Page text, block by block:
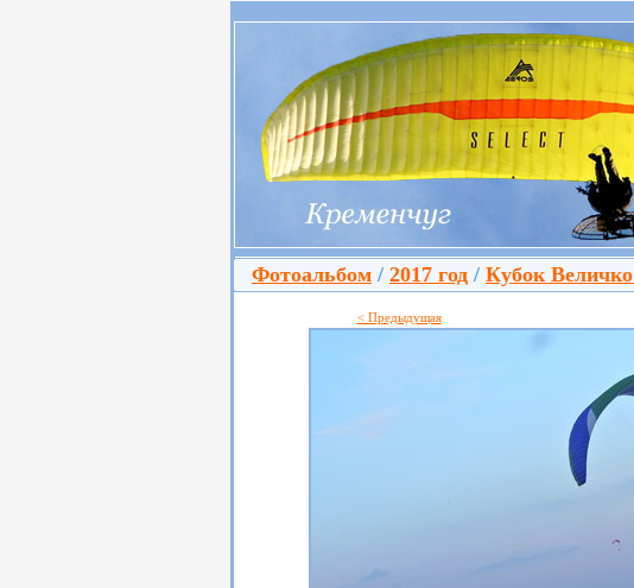
Фотоальбом / 2017 год / Кубок
< Предыдущая